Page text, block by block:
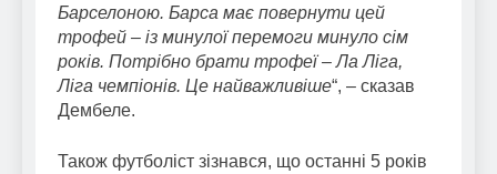
Барселоною. Барса має повернути цей
трофей – із минулої перемоги минуло сім
років. Потрібно брати трофеї – Ла Ліга,
Ліга чемпіонів. Це найважливіше“, – сказав
Дембеле.
Також футболіст зізнався, що останні 5 років